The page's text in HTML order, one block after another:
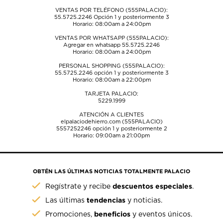
VENTAS POR TELÉFONO (555PALACIO):
55.5725.2246Opción 1 y posteriormente 3
Horario: 08:00am a 24:00pm
VENTAS POR WHATSAPP (555PALACIO):
Agregar en whatsapp 55.5725.2246
Horario: 08:00am a 24:00pm
PERSONAL SHOPPING (555PALACIO):
55.5725.2246opción 1 y posteriormente 3
Horario: 08:00am a 22:00pm
TARJETA PALACIO:
5229.1999
ATENCIÓN A CLIENTES
elpalaciodehierro.com (555PALACIO)
5557252246opción 1 y posteriormente 2
Horario: 09:00am a 21:00pm
OBTÉN LAS ÚLTIMAS NOTICIAS TOTALMENTE PALACIO
Regístrate y recibedescuentos especiales.
Las últimastendencias y noticias.
Promociones, beneficios y eventos únicos.